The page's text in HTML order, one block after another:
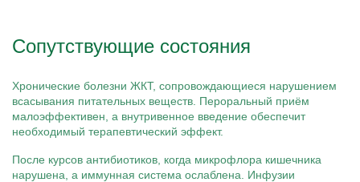
Сопутствующие состояния
Хронические болезни ЖКТ, сопровождающиеся нарушением
всасывания питательных веществ. Пероральный приём
малоэффективен, а внутривенное введение обеспечит
необходимый терапевтический эффект.
После курсов антибиотиков, когда микрофлора кишечника
нарушена, а иммунная система ослаблена. Инфузии